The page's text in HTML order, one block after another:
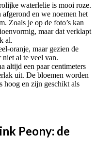
waterlelie is mooi roze.
en we noemen het
Zoals je op de foto’s kan
maar dat verklapt
al.
oranje, maar gezien de
al te veel van.
altijd een paar centimeters
uit. De bloemen worden
hoog en zijn geschikt als
Peony: de